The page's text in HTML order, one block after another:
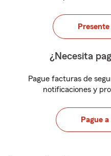
¿Necesita
Pague facturas de
notificaciones y
Pague